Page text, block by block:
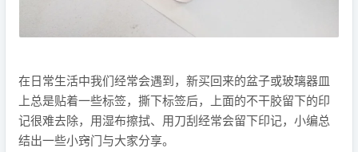
在日常生活中我们经常会遇到，新买回来的盆子或玻璃器皿
上总是贴着一些标签，撕下标签后，上面的不干胶留下的印
记很难去除，用湿布擦拭、用刀刮经常会留下印记，小编总
结出一些小窍门与大家分享。